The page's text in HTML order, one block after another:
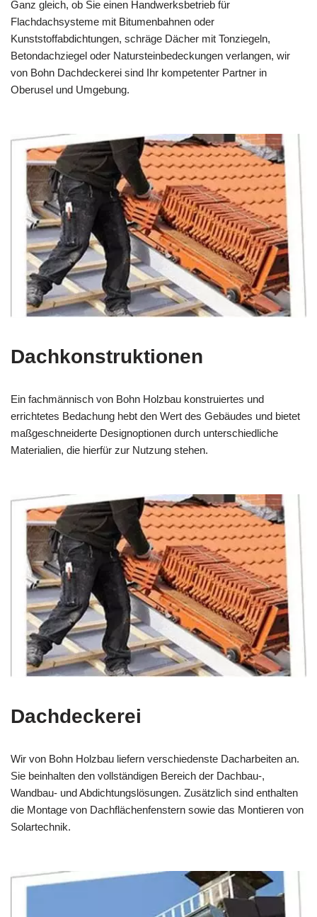
Ganz gleich, ob Sie einen Handwerksbetrieb für
Flachdachsysteme mit Bitumenbahnen oder
Kunststoffabdichtungen, schräge Dächer mit Tonziegeln,
Betondachziegel oder Natursteinbedeckungen verlangen, wir
von Bohn Dachdeckerei sind Ihr kompetenter Partner in
Oberusel und Umgebung.
Dachkonstruktionen
Ein fachmännisch von Bohn Holzbau konstruiertes und
errichtetes Bedachung hebt den Wert des Gebäudes und bietet
maßgeschneiderte Designoptionen durch unterschiedliche
Materialien, die hierfür zur Nutzung stehen.
Dachdeckerei
Wir von Bohn Holzbau liefern verschiedenste Dacharbeiten an.
Sie beinhalten den vollständigen Bereich der Dachbau-,
Wandbau- und Abdichtungslösungen. Zusätzlich sind enthalten
die Montage von Dachflächenfenstern sowie das Montieren von
Solartechnik.